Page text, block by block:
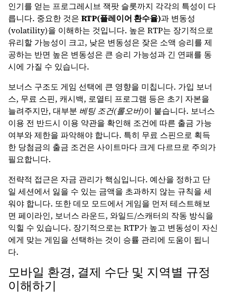
인기를 얻는 프로그레시브 잭팟 슬롯까지 각각의 특성이 다
릅니다. 중요한 것은 RTP(플레이어 환수율)과 변동성
(volatility)을 이해하는 것입니다. 높은 RTP는 장기적으로
유리할 가능성이 크고, 낮은 변동성은 잦은 소액 승리를 제
공하는 반면 높은 변동성은 큰 승리 가능성과 긴 연패를 동
시에 가질 수 있습니다.
보너스 구조도 게임 선택에 큰 영향을 미칩니다. 가입 보너
스, 무료 스핀, 캐시백, 로열티 프로그램 등은 초기 자본을
늘려주지만, 대부분 베팅 조건(롤오버)이 붙습니다. 보너스
이용 전 반드시 이용 약관을 확인해 조건에 따른 출금 가능
여부와 제한을 파악해야 합니다. 특히 무료 스핀으로 획득
한 당첨금의 출금 조건은 사이트마다 크게 다르므로 주의가
필요합니다.
전략적 접근은 자금 관리가 핵심입니다. 예산을 정하고 단
일 세션에서 잃을 수 있는 금액을 초과하지 않는 규칙을 세
워야 합니다. 또한 데모 모드에서 게임을 먼저 테스트해보
면 페이라인, 보너스 라운드, 와일드/스캐터의 작동 방식을
익힐 수 있습니다. 장기적으로는 RTP가 높고 변동성이 자신
에게 맞는 게임을 선택하는 것이 승률 관리에 도움이 됩니
다.
모바일 환경, 결제 수단 및 지역별 규정
이해하기